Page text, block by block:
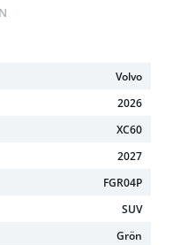
Volvo
2026
XC60
2027
FGR04P
SUV
Grön